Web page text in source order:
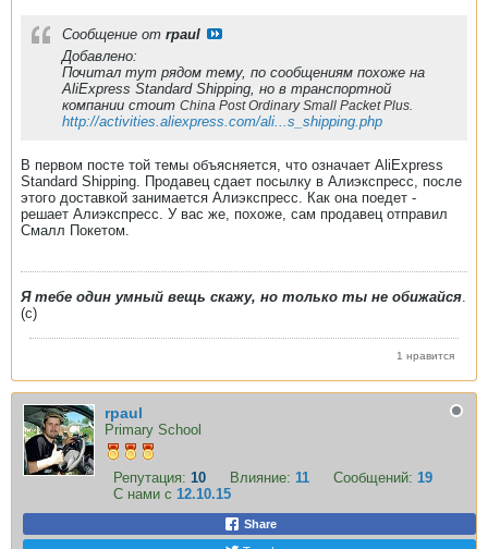
Сообщение от rpaul
Добавлено:
Почитал тут рядом тему, по сообщениям похоже на
AliExpress Standard Shipping, но в транспортной
компании стоит China Post Ordinary Small Packet Plus.
http://activities.aliexpress.com/ali...s_shipping.php
В первом посте той темы объясняется, что означает AliExpress
Standard Shipping. Продавец сдает посылку в Алиэкспресс, после
этого доставкой занимается Алиэкспресс. Как она поедет -
решает Алиэкспресс. У вас же, похоже, сам продавец отправил
Смалл Покетом.
Я тебе один умный вещь скажу, но только ты не обижайся.
(с)
1 нравится
rpaul
Primary School
Репутация: 10 Влияние: 11 Сообщений: 19
С нами с 12.10.15
Share